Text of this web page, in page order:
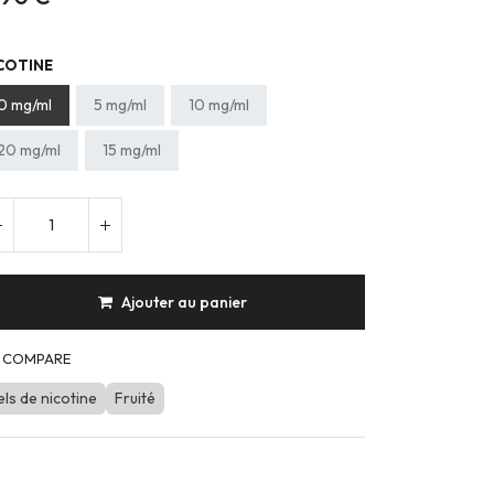
mg/ml 5 mg/ml 10 mg/ml
mg/ml 15 mg/ml
Ajouter au panier
COMPARE
de nicotine Fruité